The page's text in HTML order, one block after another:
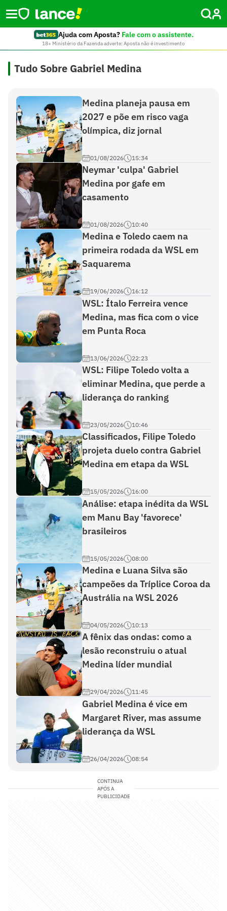
Ajuda com Aposta? Fale com o assistente.
18+ Ministério da Fazenda adverte: Aposta não é investimento
Tudo Sobre Gabriel Medina
Medina planeja pausa em
2027 e põe em risco vaga
olímpica, diz jornal
01/08/2026 15:34
Neymar 'culpa' Gabriel
Medina por gafe em
casamento
01/08/2026 10:40
Medina e Toledo caem na
primeira rodada da WSL em
Saquarema
19/06/2026 16:12
WSL: Ítalo Ferreira vence
Medina, mas fica com o vice
em Punta Roca
13/06/2026 22:23
WSL: Filipe Toledo volta a
eliminar Medina, que perde a
liderança do ranking
23/05/2026 10:46
Classificados, Filipe Toledo
projeta duelo contra Gabriel
Medina em etapa da WSL
15/05/2026 16:00
Análise: etapa inédita da WSL
em Manu Bay 'favorece'
brasileiros
15/05/2026 08:00
Medina e Luana Silva são
campeões da Tríplice Coroa da
Austrália na WSL 2026
04/05/2026 10:13
A fênix das ondas: como a
lesão reconstruiu o atual
Medina líder mundial
29/04/2026 11:45
Gabriel Medina é vice em
Margaret River, mas assume
liderança da WSL
26/04/2026 08:54
CONTINUA
APÓS A
PUBLICIDADE